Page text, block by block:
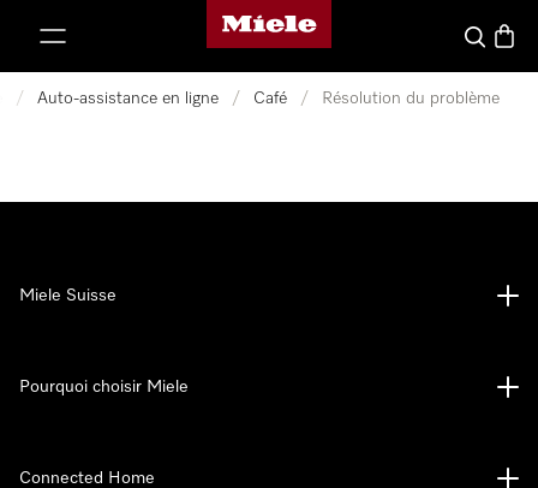
Page d'accueil de Miele
Search
/ Auto-assistance en ligne / Café / Résolution du problème
Miele Suisse
Pourquoi choisir Miele
Connected Home